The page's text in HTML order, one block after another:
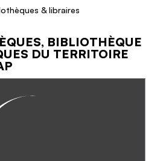
& libraires
BIBLIOTHÈQUE
DU TERRITOIRE